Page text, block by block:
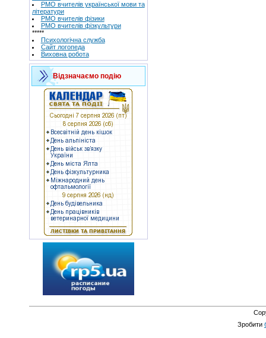
РМО вчителів української мови та
літератури
РМО вчителів фізики
РМО вчителів фізкультури
*****
Психологічна служба
Сайт логопеда
Виховна робота
Відзначаємо подію
Зробити